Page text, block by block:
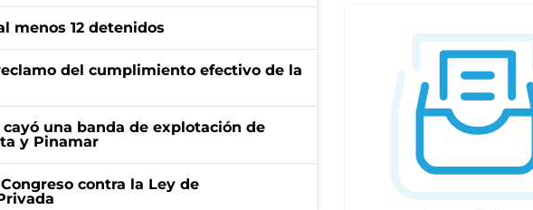
menos 12 detenidos
del cumplimiento efectivo de la
una banda de explotación de
y Pinamar
contra la Ley de